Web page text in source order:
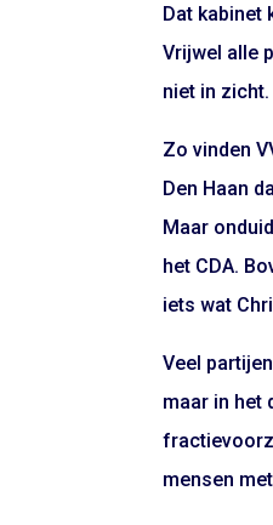
Dat kabinet
Vrijwel alle
niet in zicht.
Zo vinden
Den Haan
Maar
het CDA.
iets wat
Veel
maar in het
mensen